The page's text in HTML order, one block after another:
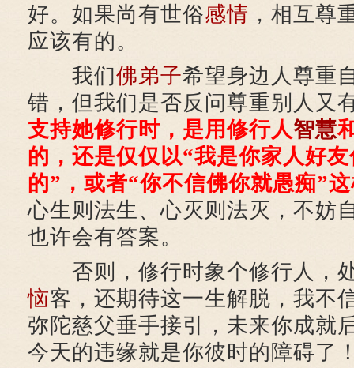
好。如果尚有世俗感情 ，相互尊
应该有的。
我们佛弟子希望身边人尊重
错，但我们是否反问尊重别人又
支持她修行时，是用修行人智慧
的，还是仅仅以“我是你家人好
的”，或者“你不信佛你就愚痴”
心生则法生、心灭则法灭，不妨
也许会有答案。
否则，修行时象个修行人，
恼客，还期待这一生解脱，我不
弥陀慈父垂手接引，未来你成就
今天的违缘就是你彼时的障碍了